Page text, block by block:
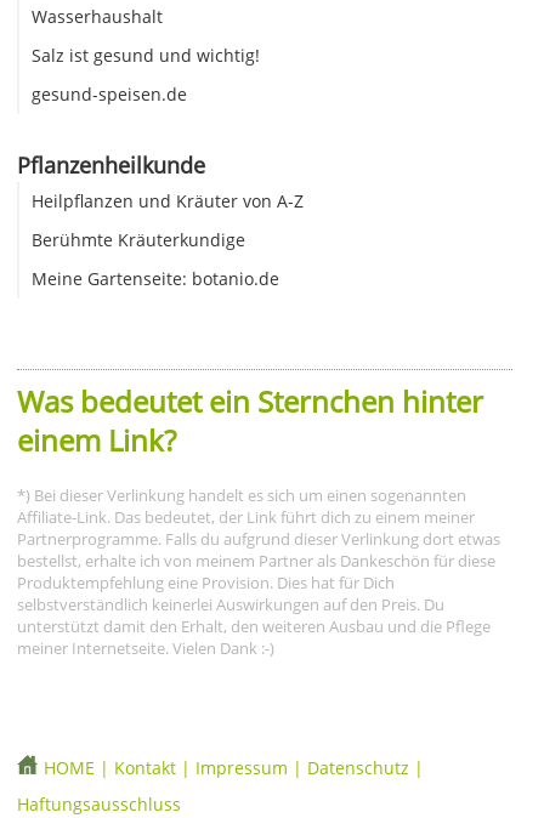
Wasserhaushalt
Salz ist gesund und wichtig!
gesund-speisen.de
Pflanzenheilkunde
Heilpflanzen und Kräuter von A-Z
Berühmte Kräuterkundige
Meine Gartenseite: botanio.de
Was bedeutet ein Sternchen hinter
einem Link?
*) Bei dieser Verlinkung handelt es sich um einen sogenannten
Affiliate-Link. Das bedeutet, der Link führt dich zu einem meiner
Partnerprogramme. Falls du aufgrund dieser Verlinkung dort etwas
bestellst, erhalte ich von meinem Partner als Dankeschön für diese
Produktempfehlung eine Provision. Dies hat für Dich
selbstverständlich keinerlei Auswirkungen auf den Preis. Du
unterstützt damit den Erhalt, den weiteren Ausbau und die Pflege
meiner Internetseite. Vielen Dank :-)
HOME | Kontakt | Impressum | Datenschutz |
Haftungsausschluss